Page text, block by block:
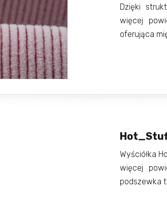
Dzięki
więcej
oferująca
Wyściółka
więcej
podszewka